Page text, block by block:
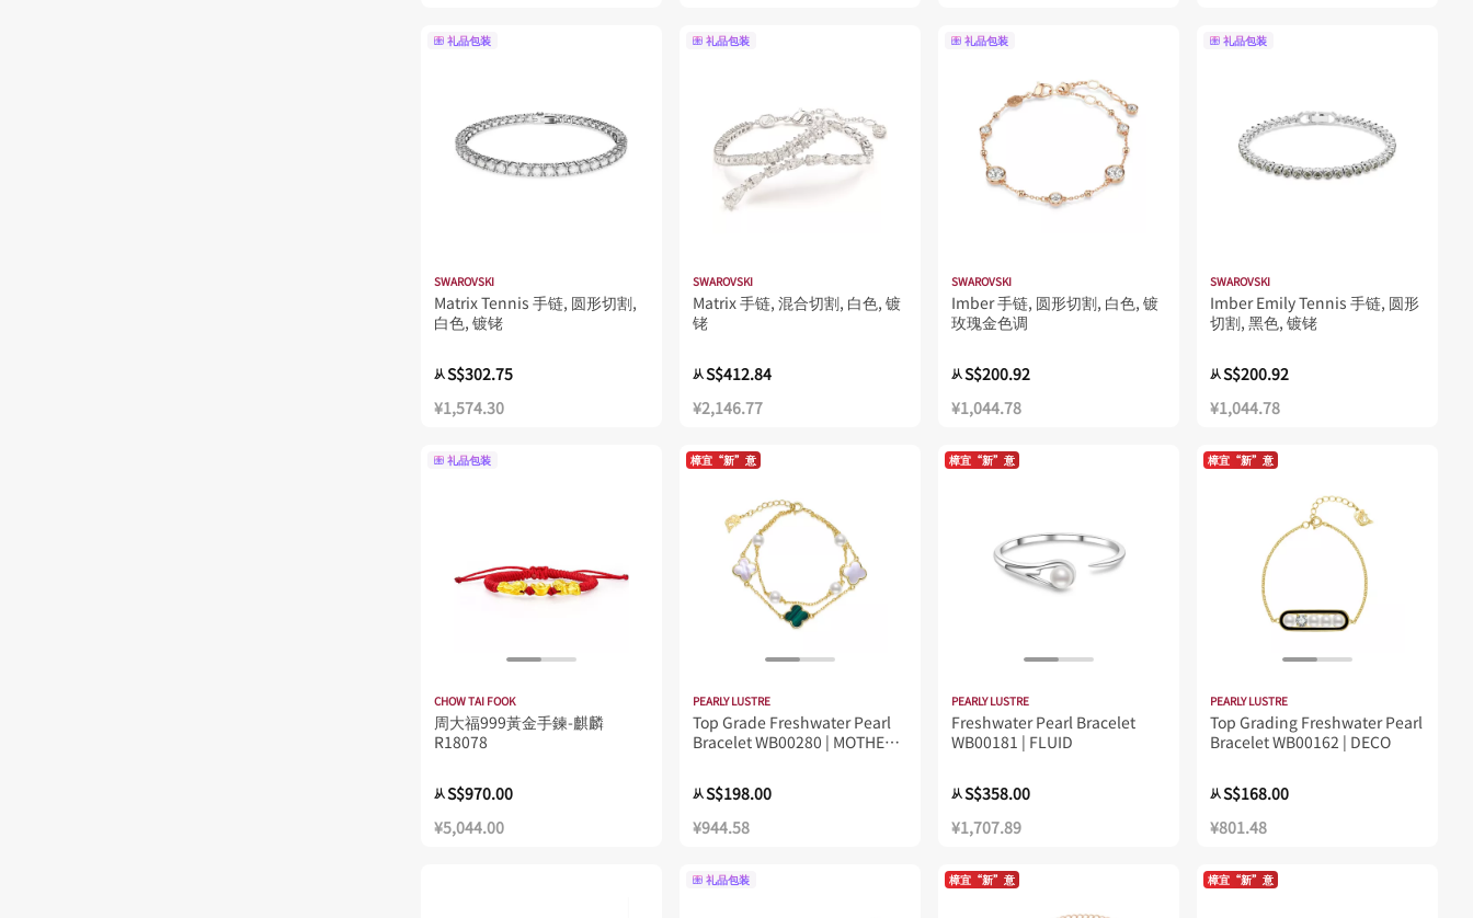
礼品包装
SWAROVSKI
Matrix Tennis 手链, 圆形切割,
白色, 镀铑
从S$302.75
¥1,574.30
礼品包装
SWAROVSKI
Matrix 手链, 混合切割, 白色, 镀
铑
从S$412.84
¥2,146.77
礼品包装
SWAROVSKI
Imber 手链, 圆形切割, 白色, 镀
玫瑰金色调
从S$200.92
¥1,044.78
礼品包装
SWAROVSKI
Imber Emily Tennis 手链, 圆形
切割, 黑色, 镀铑
从S$200.92
¥1,044.78
礼品包装
CHOW TAI FOOK
周大福999黃金手鍊-麒麟
R18078
从S$970.00
¥5,044.00
樟宜“新”意
PEARLY LUSTRE
Top Grade Freshwater Pearl
Bracelet WB00280 | MOTHER
从S$198.00
¥944.58
樟宜“新”意
PEARLY LUSTRE
Freshwater Pearl Bracelet
WB00181 | FLUID
从S$358.00
¥1,707.89
樟宜“新”意
PEARLY LUSTRE
Top Grading Freshwater Pearl
Bracelet WB00162 | DECO
从S$168.00
¥801.48
礼品包装 樟宜“新”意 樟宜“新”意